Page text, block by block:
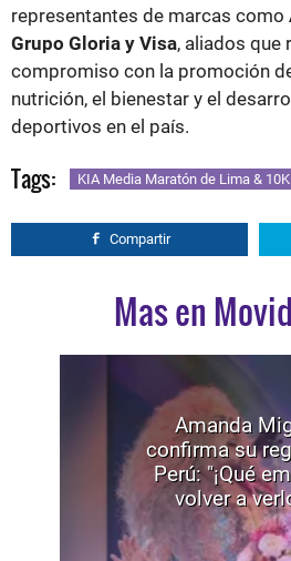
representantes de marcas como
Grupo Gloria y Visa, aliados que
compromiso con la promoción
nutrición, el bienestar y el
deportivos en el país.
Tags: KIA Media Maratón de Lima &
Compartir
Mas en
Amanda
confirma su
Perú: "¡Qué
volver a